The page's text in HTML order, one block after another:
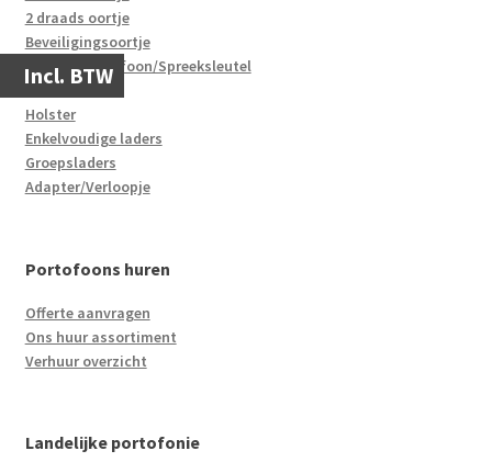
Incl. BTW
2 draads oortje
Beveiligingsoortje
Speakermicrofoon/Spreeksleutel
Accu’s
Holster
Enkelvoudige laders
Groepsladers
Adapter/Verloopje
Portofoons huren
Offerte aanvragen
Ons huur assortiment
Verhuur overzicht
Landelijke portofonie